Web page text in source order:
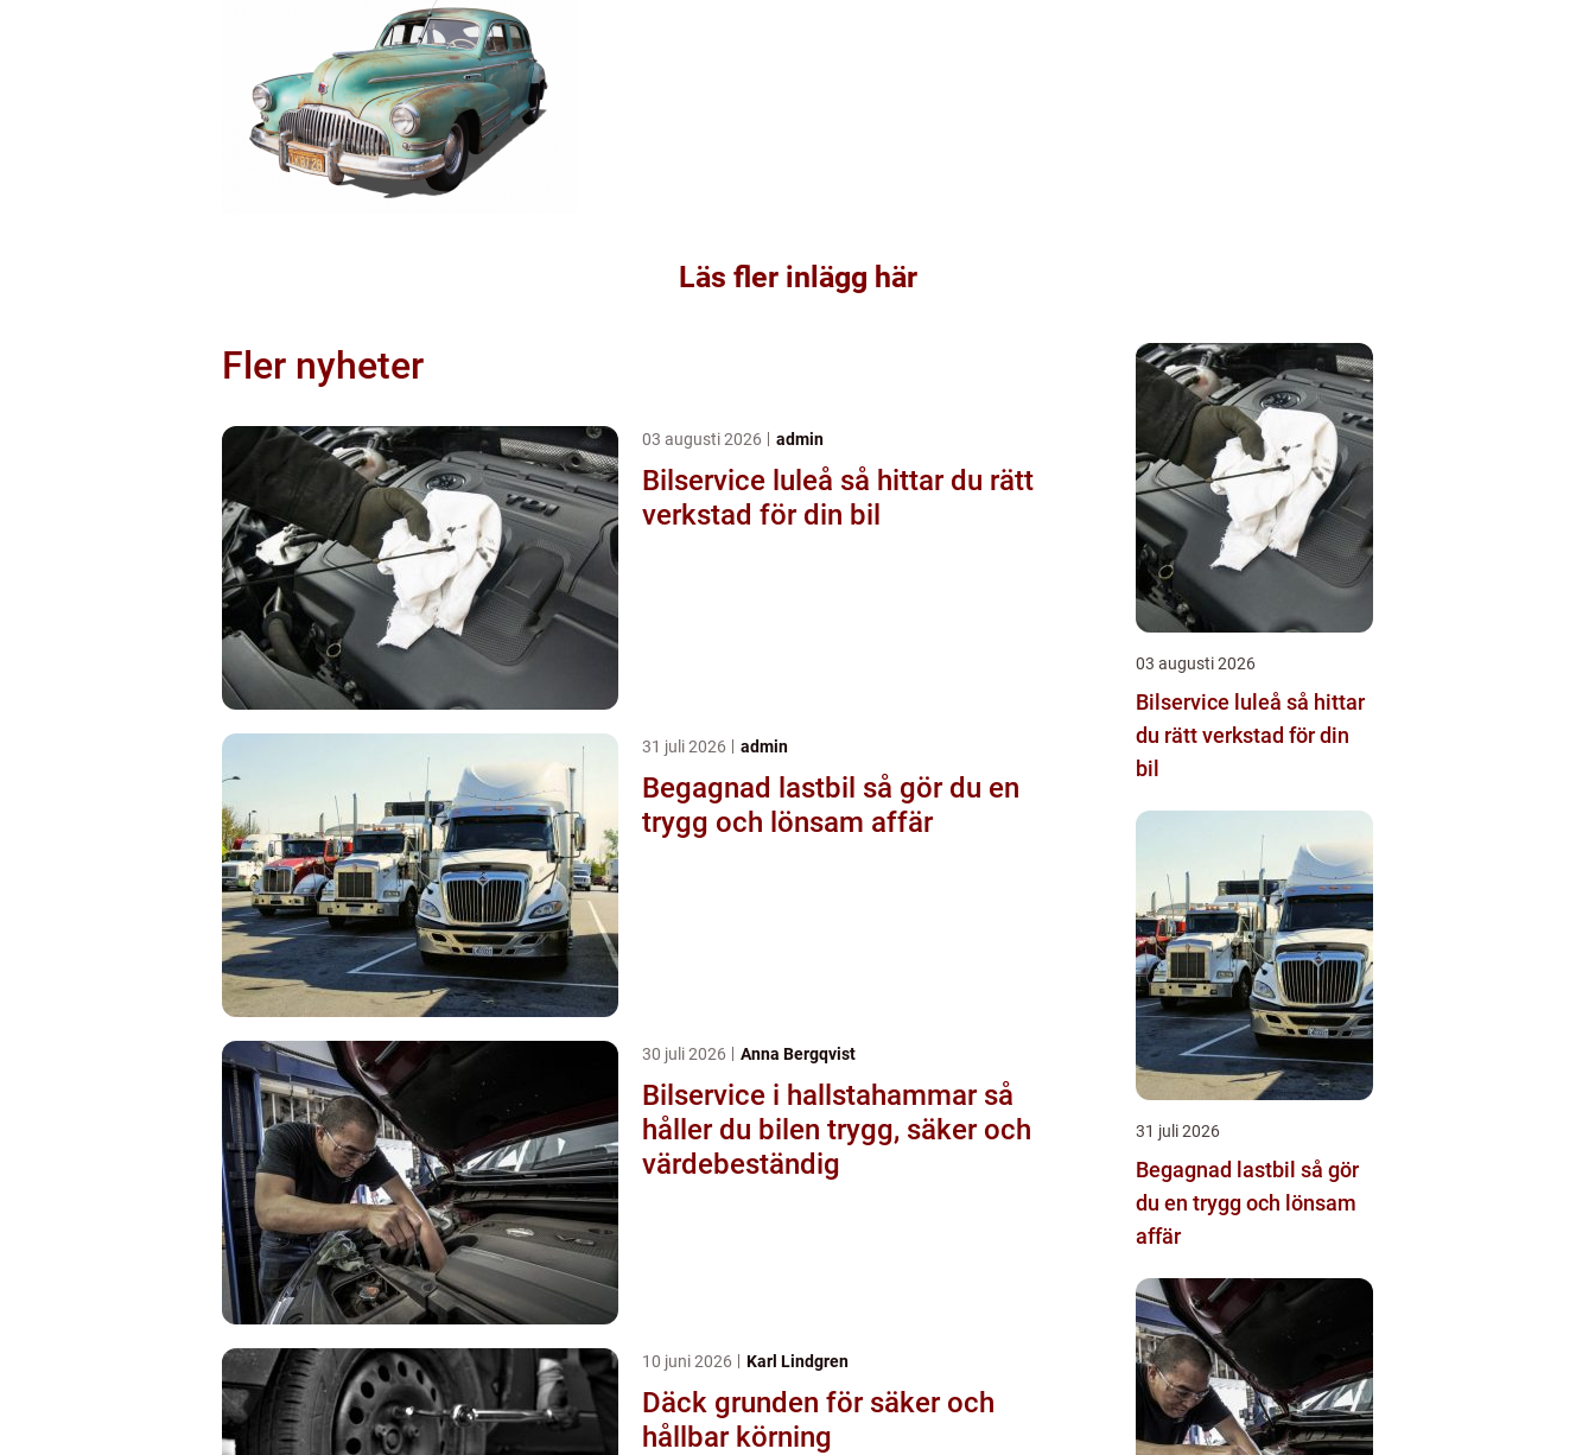
Läs fler inlägg här
Fler nyheter
03 augusti 2026 admin
Bilservice luleå så hittar du rätt
verkstad för din bil
31 juli 2026 admin
Begagnad lastbil så gör du en
trygg och lönsam affär
30 juli 2026 Anna Bergqvist
Bilservice i hallstahammar så
håller du bilen trygg, säker och
värdebeständig
10 juni 2026 Karl Lindgren
Däck grunden för säker och
hållbar körning
03 augusti 2026
Bilservice luleå så hittar
du rätt verkstad för din
bil
31 juli 2026
Begagnad lastbil så gör
du en trygg och lönsam
affär